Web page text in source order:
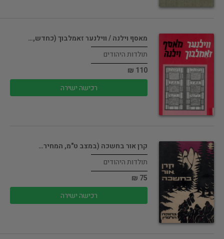
מאסף וילנה / ווילנער זאמלבוך (כחדש,…
תולדות היהודים
110 ₪
רכישה ישירה
קרן אור בחשכה (במצב ט"מ, המחיר…
תולדות היהודים
75 ₪
רכישה ישירה